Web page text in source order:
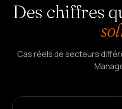
Des chiffres
Cas réels de secteurs